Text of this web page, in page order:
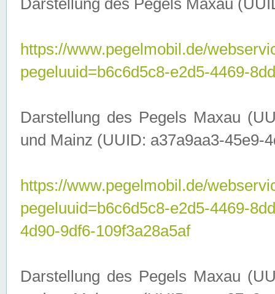
Darstellung des Pegels Maxau
https://www.pegelmobil.de/
pegeluuid=b6c6d5c8-e2d5-4469-
Darstellung des Pegels Maxau
und Mainz (UUID: a37a9aa3-45e9-
https://www.pegelmobil.de/
pegeluuid=b6c6d5c8-e2d5-4469-
4d90-9df6-109f3a28a5af
Darstellung des Pegels Maxau